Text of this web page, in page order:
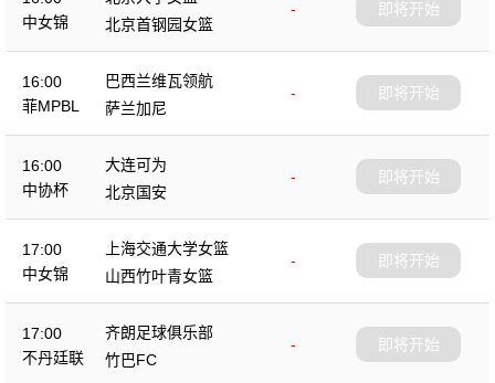
中女锦
-
北京首钢园女篮
即将开始
16:00
菲MPBL
巴西兰维瓦领航
-
萨兰加尼
即将开始
16:00
中协杯
大连可为
-
北京国安
即将开始
17:00
中女锦
上海交通大学女篮
-
山西竹叶青女篮
即将开始
17:00
不丹廷联
齐朗足球俱乐部
-
竹巴FC
即将开始